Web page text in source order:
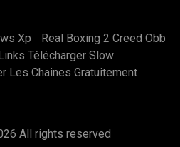
Xp
Real Boxing 2 Creed Obb
Télécharger Slow
Les Chaines Gratuitement
All rights reserved